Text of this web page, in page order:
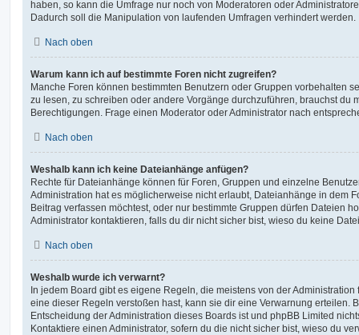
haben, so kann die Umfrage nur noch von Moderatoren oder
Dadurch soll die Manipulation von laufenden Umfragen verhindert werden.
Nach oben
Warum kann ich auf bestimmte Foren nicht zugreifen?
Manche Foren können bestimmten Benutzern oder Gruppen vorbehalten
zu lesen, zu schreiben oder andere Vorgänge durchzuführen, brauchst du
Berechtigungen. Frage einen Moderator oder Administrator nach
Nach oben
Weshalb kann ich keine Dateianhänge anfügen?
Rechte für Dateianhänge können für Foren, Gruppen und einzelne
Administration hat es möglicherweise nicht erlaubt, Dateianhänge in dem
Beitrag verfassen möchtest, oder nur bestimmte Gruppen dürfen Dateien
Administrator kontaktieren, falls du dir nicht sicher bist, wieso du keine
Nach oben
Weshalb wurde ich verwarnt?
In jedem Board gibt es eigene Regeln, die meistens von der
eine dieser Regeln verstoßen hast, kann sie dir eine Verwarnung erteilen.
Entscheidung der Administration dieses Boards ist und phpBB Limited
Kontaktiere einen Administrator, sofern du die nicht sicher bist, wieso du